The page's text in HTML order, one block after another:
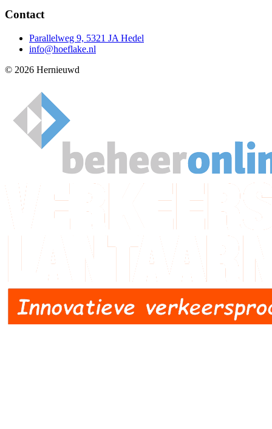
Contact
Parallelweg 9, 5321 JA Hedel
info@hoeflake.nl
© 2026 Hernieuwd